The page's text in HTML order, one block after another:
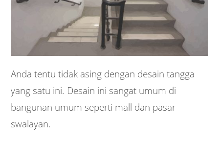
Anda tentu tidak asing dengan desain tangga
yang satu ini. Desain ini sangat umum di
bangunan umum seperti mall dan pasar
swalayan.